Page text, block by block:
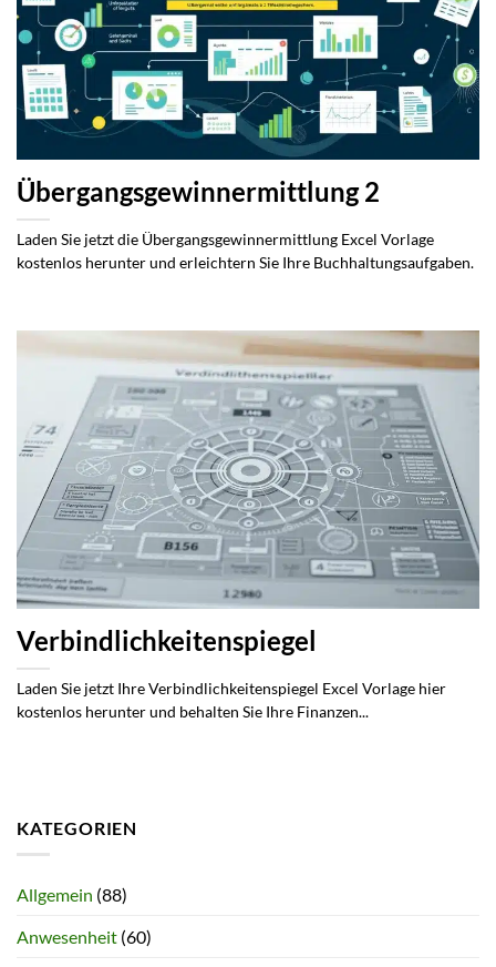
Übergangsgewinnermittlung 2
Laden Sie jetzt die Übergangsgewinnermittlung Excel Vorlage
kostenlos herunter und erleichtern Sie Ihre Buchhaltungsaufgaben.
Verbindlichkeitenspiegel
Laden Sie jetzt Ihre Verbindlichkeitenspiegel Excel Vorlage hier
kostenlos herunter und behalten Sie Ihre Finanzen...
KATEGORIEN
Allgemein (88)
Anwesenheit (60)